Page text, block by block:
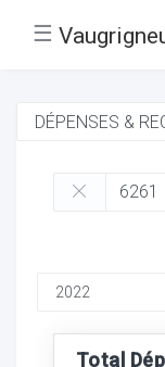
☰
Total